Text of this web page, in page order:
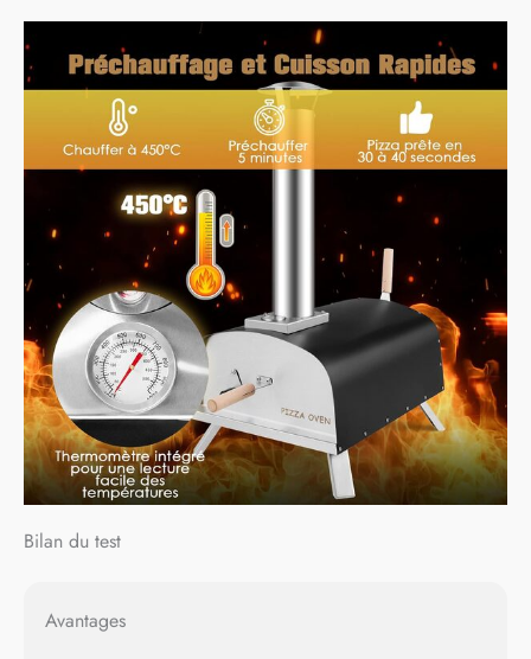
Bilan du test
Avantages